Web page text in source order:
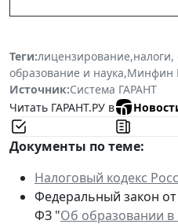
Теги:лицензирование,
образование и наука,Минфин
Источник:Система ГАРАНТ
Читать ГАРАНТ.РУ в
Документы по теме:
Налоговый кодекс
Федеральный закон
ФЗ "Об образовании